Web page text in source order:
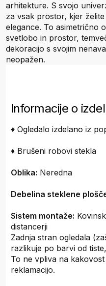
arhitekture. S svojo
za vsak prostor, kjer
elegance. To asimetrično
svetlobo in prostor,
dekoracijo s svojim
neopažen.
Informacije o
♦ Ogledalo izdelano iz
♦ Brušeni robovi stekla
Oblika: Neredna
Debelina steklene
Sistem montaže:
distancerji
Zadnja stran ogledala
razlikuje po barvi od
To ne vpliva na
reklamacijo.